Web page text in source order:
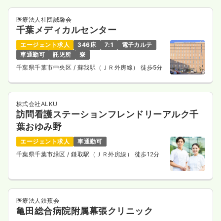
医療法人社団誠馨会
千葉メディカルセンター
エージェント求人 346床 7:1
電子カルテ
車通勤可
託児所
寮
千葉県千葉市中央区 / 蘇我駅（ＪＲ外房線） 徒歩5分
株式会社ALKU
訪問看護ステーションフレンドリーアルク千
葉おゆみ野
エージェント求人
車通勤可
千葉県千葉市緑区 / 鎌取駅（ＪＲ外房線） 徒歩12分
医療法人鉄蕉会
亀田総合病院附属幕張クリニック